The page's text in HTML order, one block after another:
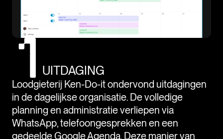
UITDAGING
Loodgieterij Ken-Do-it ondervond uitdagingen
in de dagelijkse organisatie. De volledige
planning en administratie verliepen via
WhatsApp, telefoongesprekken en een
gedeelde Google Agenda. Deze manier van